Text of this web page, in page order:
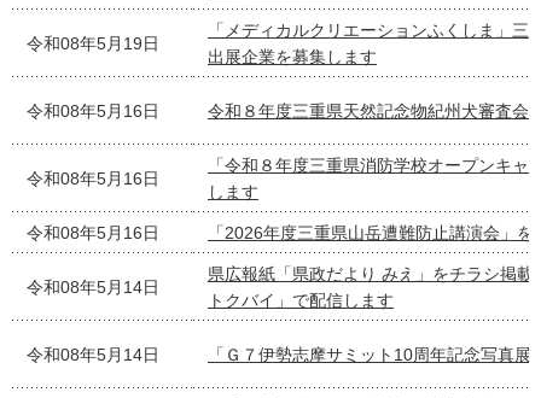
令和08年5月19日
「メディカルクリエーションふくしま」三
出展企業を募集します
令和08年5月16日 令和８年度三重県天然記念物紀州犬審査会
令和08年5月16日
「令和８年度三重県消防学校オープンキャ
します
令和08年5月16日 「2026年度三重県山岳遭難防止講演会」を
令和08年5月14日
県広報紙「県政だより みえ」をチラシ掲載
トクバイ」で配信します
令和08年5月14日 「Ｇ７伊勢志摩サミット10周年記念写真展